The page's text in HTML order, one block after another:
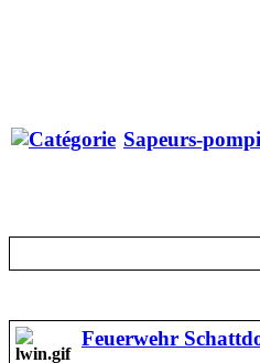
Sapeurs-
Feuerwehr